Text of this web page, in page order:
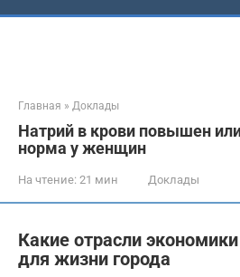
Главная » Доклады
Натрий в крови повышен
норма у женщин
На чтение: 21 мин Доклады
Какие отрасли
для жизни города